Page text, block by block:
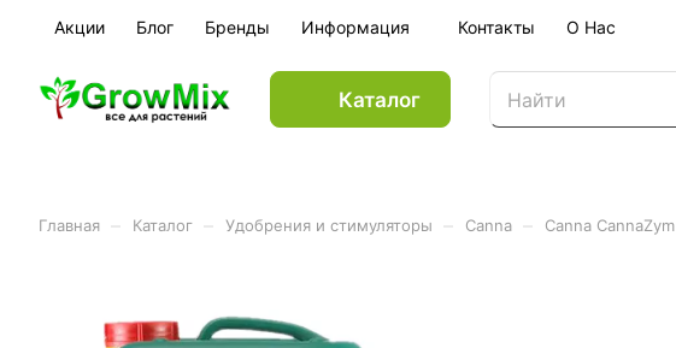
Акции Блог Бренды Информация Контакты О Нас
Каталог
Главная Каталог Удобрения и стимуляторы Canna Canna CannaZym